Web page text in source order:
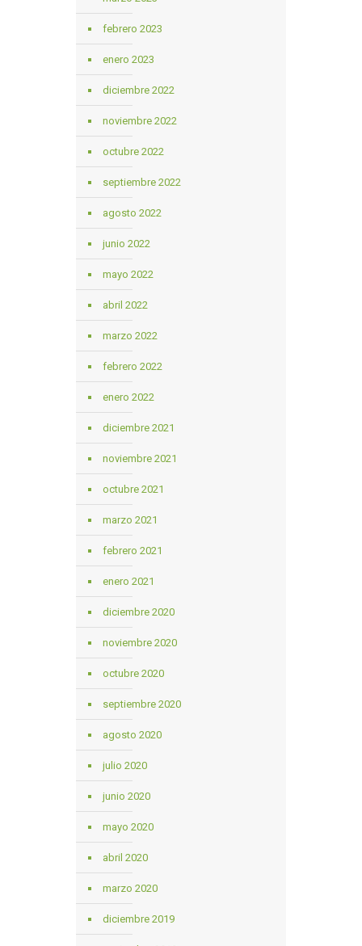
febrero 2023
enero 2023
diciembre 2022
noviembre 2022
octubre 2022
septiembre 2022
agosto 2022
junio 2022
mayo 2022
abril 2022
marzo 2022
febrero 2022
enero 2022
diciembre 2021
noviembre 2021
octubre 2021
marzo 2021
febrero 2021
enero 2021
diciembre 2020
noviembre 2020
octubre 2020
septiembre 2020
agosto 2020
julio 2020
junio 2020
mayo 2020
abril 2020
marzo 2020
diciembre 2019